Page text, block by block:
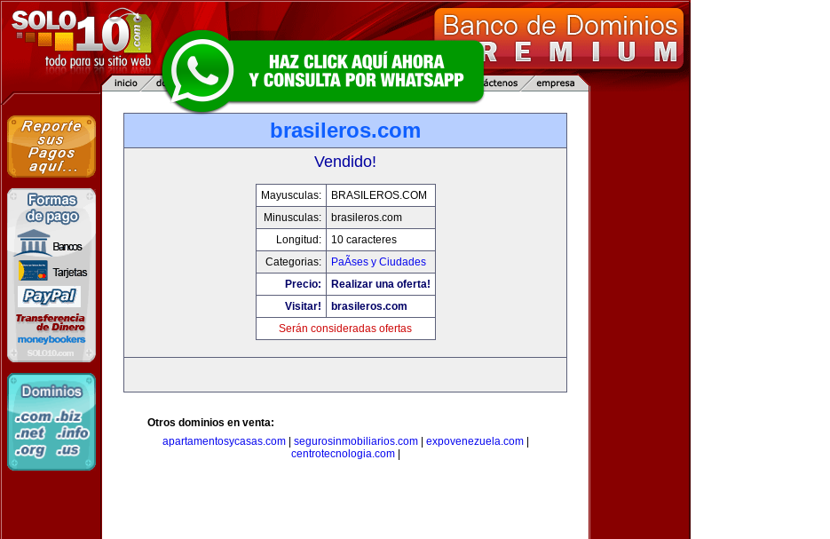
brasileros.com
Vendido!
Mayusculas:
BRASILEROS.COM
Minusculas:
brasileros.com
Longitud:
10 caracteres
Categorias:
PaÃ­ses y Ciudades
Precio:
Realizar una oferta!
Visitar!
brasileros.com
Serán consideradas ofertas
Otros dominios en venta:
apartamentosycasas.com| segurosinmobiliarios.com| expovenezuela.com|
centrotecnologia.com|